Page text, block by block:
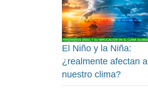
El Niño y la Niña:
¿realmente afectan a
nuestro clima?